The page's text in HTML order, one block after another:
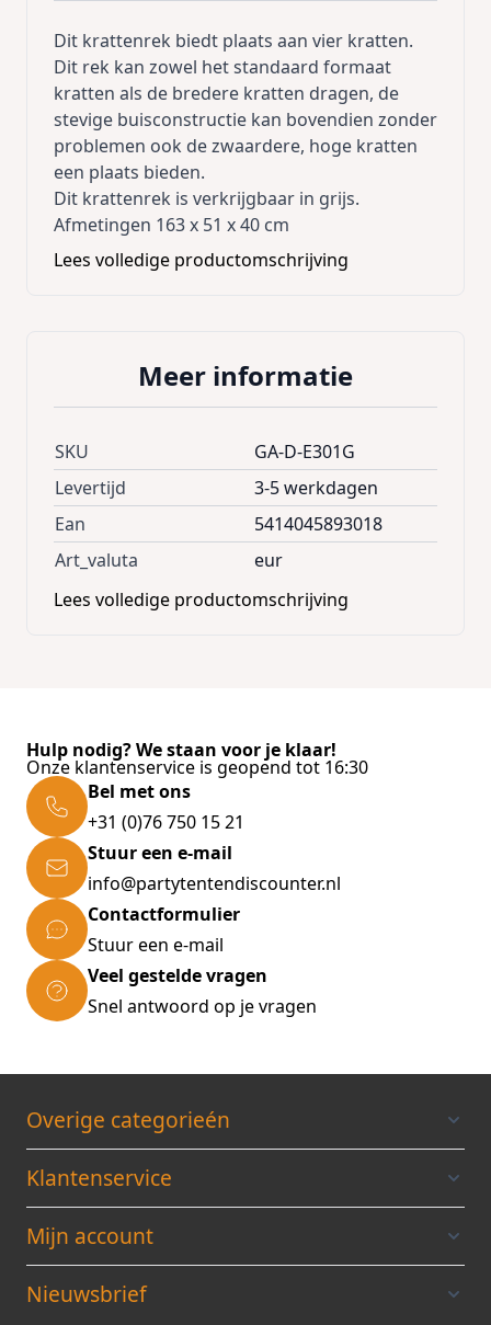
Dit krattenrek biedt plaats aan vier kratten.
Dit rek kan zowel het standaard formaat
kratten als de bredere kratten dragen, de
stevige buisconstructie kan bovendien zonder
problemen ook de zwaardere, hoge kratten
een plaats bieden.
Dit krattenrek is verkrijgbaar in grijs.
Afmetingen 163 x 51 x 40 cm
Lees volledige productomschrijving
Meer informatie
SKU
GA-D-E301G
Levertijd
3-5 werkdagen
Ean
5414045893018
Art_valuta
eur
Lees volledige productomschrijving
Hulp nodig? We staan voor je klaar!
Onze klantenservice is geopend tot 16:30
Bel met ons
+31 (0)76 750 15 21
Stuur een e-mail
info@partytentendiscounter.nl
Contactformulier
Stuur een e-mail
Veel gestelde vragen
Snel antwoord op je vragen
Overige categorieén
Klantenservice
Mijn account
Nieuwsbrief